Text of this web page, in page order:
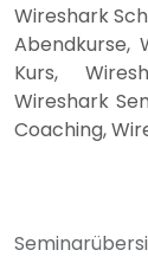
Wireshark
Abendkurse,
Kurs,
Wireshark
Coaching,